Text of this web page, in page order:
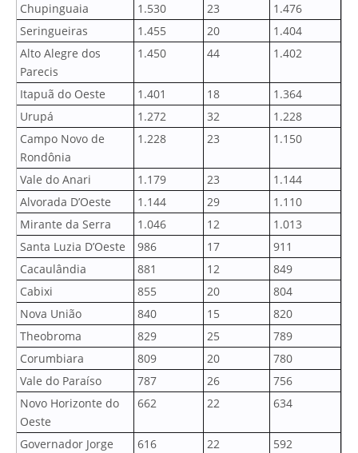
Chupinguaia
1.530 23
1.476
Seringueiras
1.455 20
1.404
Alto Alegre dos
Parecis
1.450 44 1.402
Itapuã do Oeste 1.401 18
1.364
Urupá
1.272 32
1.228
Campo Novo de
Rondônia
1.228 23 1.150
Vale do Anari 1.179 23
1.144
Alvorada D’Oeste
1.144 29
1.110
Mirante da Serra
1.046 12
1.013
Santa Luzia D’Oeste
986 17
911
Cacaulândia
881 12
849
Cabixi
855 20
804
Nova União
840 15
820
Theobroma
829 25
789
Corumbiara
809 20
780
Vale do Paraíso
787 26
756
Novo Horizonte do
Oeste
662 22 634
Governador Jorge 616 22 592